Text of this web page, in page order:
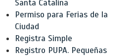
Santa Catalina
Permiso para Ferias de la
Ciudad
Registra Simple
Registro PUPA. Pequeñas